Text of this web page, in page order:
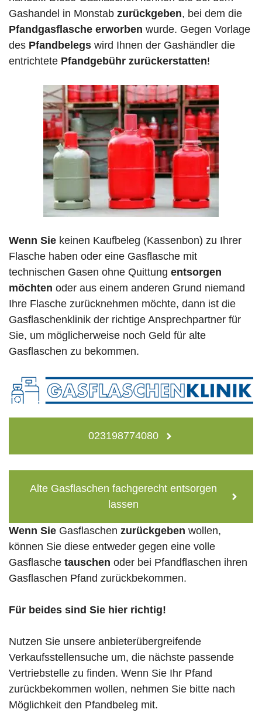
Gashandel in Monstab zurückgeben, bei dem die
Pfandgasflasche erworben wurde. Gegen Vorlage
des Pfandbelegs wird Ihnen der Gashändler die
entrichtete Pfandgebühr zurückerstatten!
Wenn Sie keinen Kaufbeleg (Kassenbon) zu Ihrer
Flasche haben oder eine Gasflasche mit
technischen Gasen ohne Quittung entsorgen
möchten oder aus einem anderen Grund niemand
Ihre Flasche zurücknehmen möchte, dann ist die
Gasflaschenklinik der richtige Ansprechpartner für
Sie, um möglicherweise noch Geld für alte
Gasflaschen zu bekommen.
023198774080
Alte Gasflaschen fachgerecht entsorgen
lassen
Wenn Sie Gasflaschen zurückgeben wollen,
können Sie diese entweder gegen eine volle
Gasflasche tauschen oder bei Pfandflaschen ihren
Gasflaschen Pfand zurückbekommen.
Für beides sind Sie hier richtig!
Nutzen Sie unsere anbieterübergreifende
Verkaufsstellensuche um, die nächste passende
Vertriebstelle zu finden. Wenn Sie Ihr Pfand
zurückbekommen wollen, nehmen Sie bitte nach
Möglichkeit den Pfandbeleg mit.